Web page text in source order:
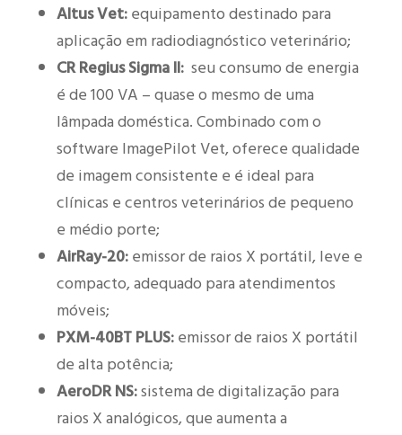
Altus Vet:equipamento destinado para
aplicação em radiodiagnóstico veterinário;
CR Regius Sigma II:seu consumo de energia
é de 100 VA – quase o mesmo de uma
lâmpada doméstica. Combinado com o
software ImagePilot Vet, oferece qualidade
de imagem consistente e é ideal para
clínicas e centros veterinários de pequeno
e médio porte;
AirRay-20:emissor de raios X portátil, leve e
compacto, adequado para atendimentos
móveis;
PXM-40BT PLUS:emissor de raios X portátil
de alta potência;
AeroDR NS:sistema de digitalização para
raios X analógicos, que aumenta a